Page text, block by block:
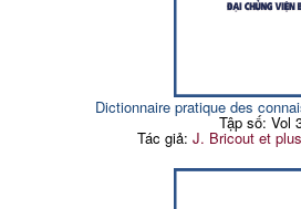
Dictionnaire pratique des
Tập số: Vol
Tác giả:J. Bricout et